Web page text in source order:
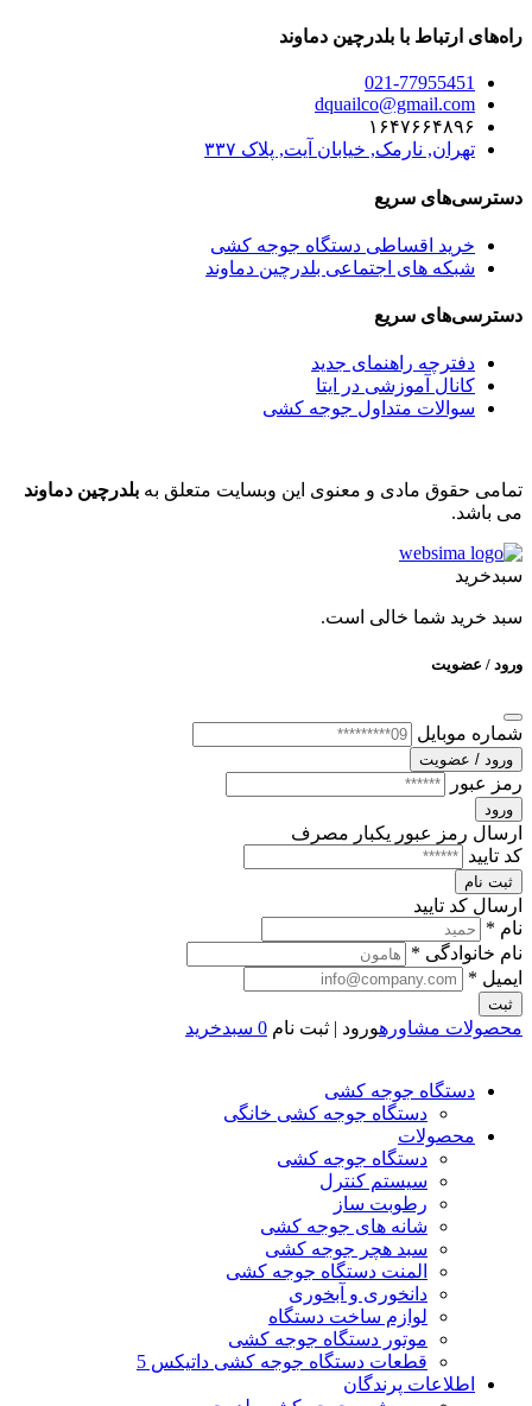
راه‌های ارتباط با بلدرچین دماوند
021-77955451
dquailco@gmail.com
۱۶۴۷۶۶۴۸۹۶
تهران, نارمک, خیابان آیت, پلاک ۳۳۷
دسترسی‌های سریع
خرید اقساطی دستگاه جوجه کشی
شبکه های اجتماعی بلدرچین دماوند
دسترسی‌های سریع
دفترچه راهنمای جدید
کانال آموزشی در ایتا
سوالات متداول جوجه کشی
تمامی حقوق مادی و معنوی این وبسایت متعلق به بلدرچین دماوند
می باشد.
سبدخرید
سبد خرید شما خالی است.
ورود / عضویت
شماره موبایل
ورود / عضویت
رمز عبور
ورود
ارسال رمز عبور یکبار مصرف
کد تایید
ثبت نام
ارسال کد تایید
نام *
نام خانوادگی *
ایمیل *
ثبت
محصولات مشاورهورود | ثبت نام 0 سبدخرید
دستگاه جوجه کشی
دستگاه جوجه کشی خانگی
محصولات
دستگاه جوجه کشی
سیستم کنترل
رطوبت ساز
شانه های جوجه کشی
سبد هچر جوجه کشی
المنت دستگاه جوجه کشی
دانخوری و آبخوری
لوازم ساخت دستگاه
موتور دستگاه جوجه کشی
قطعات دستگاه جوجه کشی داتیکس 5
اطلاعات پرندگان